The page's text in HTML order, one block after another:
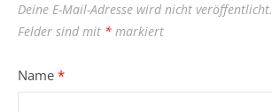
Deine E-Mail-Adresse wird nicht veröffentlicht.
Felder sind mit * markiert
Name *